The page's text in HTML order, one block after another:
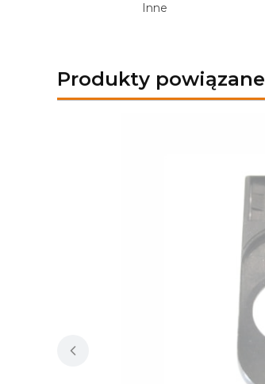
Inne
Produkty powiązane